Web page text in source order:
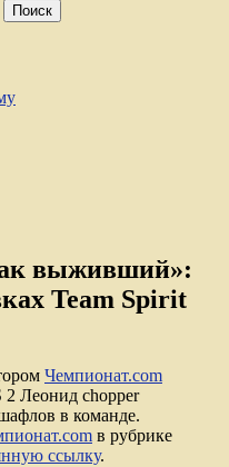
выживший»:
Team Spirit
Чемпионат.com
2 Леонид chopper
в команде.
в рубрике
ссылку.